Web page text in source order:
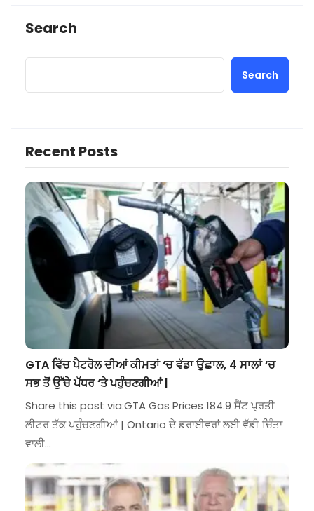
Search
Search
Recent Posts
GTA ਵਿੱਚ ਪੈਟਰੋਲ ਦੀਆਂ ਕੀਮਤਾਂ ‘ਚ ਵੱਡਾ ਉਛਾਲ, 4 ਸਾਲਾਂ ‘ਚ
ਸਭ ਤੋਂ ਉੱਚੇ ਪੱਧਰ ‘ਤੇ ਪਹੁੰਚਣਗੀਆਂ |
Share this post via:GTA Gas Prices 184.9 ਸੈਂਟ ਪ੍ਰਤੀ
ਲੀਟਰ ਤੱਕ ਪਹੁੰਚਣਗੀਆਂ | Ontario ਦੇ ਡਰਾਈਵਰਾਂ ਲਈ ਵੱਡੀ ਚਿੰਤਾ
ਵਾਲੀ…